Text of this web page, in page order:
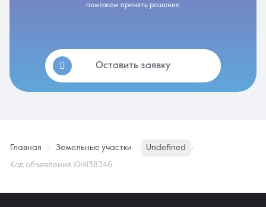
поможем принять решение
Оставить заявку
Главная Земельные участки Undefined
Код объявления 1014138346